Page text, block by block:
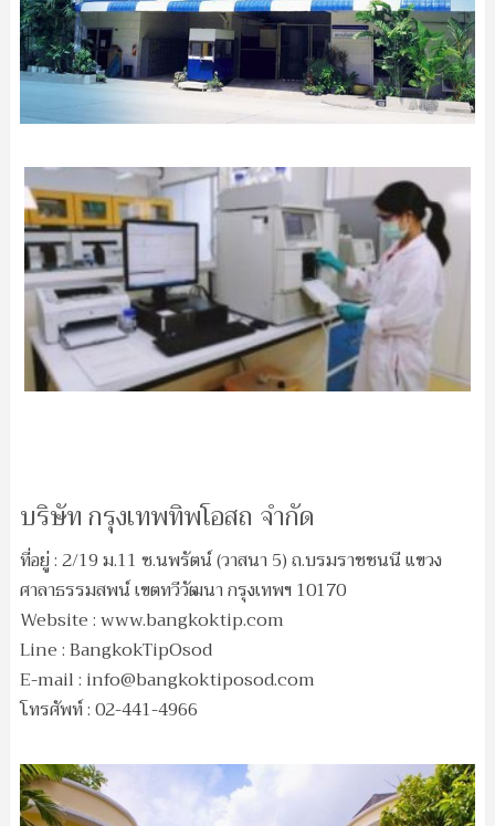
บริษัท กรุงเทพทิพโอสถ จำกัด
ที่อยู่ : 2/19 ม.11 ซ.นพรัตน์ (วาสนา 5) ถ.บรมราชชนนี แขวง
ศาลาธรรมสพน์ เขตทวีวัฒนา กรุงเทพฯ 10170
Website : www.bangkoktip.com
Line : BangkokTipOsod
E-mail : info@bangkoktiposod.com
โทรศัพท์ : 02-441-4966